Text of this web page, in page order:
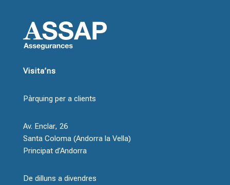
Visita’ns
Pàrquing per a clients
Av. Enclar, 26
Santa Coloma (Andorra la Vella)
Principat d’Andorra
De dilluns a divendres